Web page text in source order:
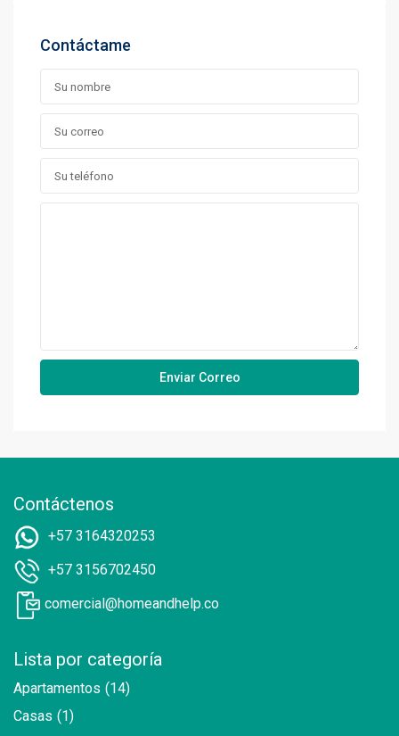
Contáctame
Contáctenos
+57 3164320253
+57 3156702450
comercial@homeandhelp.co
Lista por categoría
Apartamentos (14)
Casas (1)